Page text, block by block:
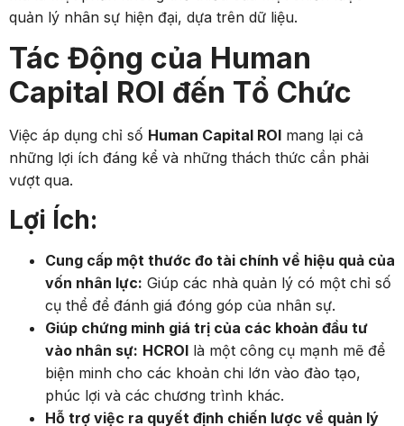
quản lý nhân sự hiện đại, dựa trên dữ liệu.
Tác Động của Human
Capital ROI đến Tổ Chức
Việc áp dụng chỉ số Human Capital ROI mang lại cả
những lợi ích đáng kể và những thách thức cần phải
vượt qua.
Lợi Ích:
Cung cấp một thước đo tài chính về hiệu quả của
vốn nhân lực: Giúp các nhà quản lý có một chỉ số
cụ thể để đánh giá đóng góp của nhân sự.
Giúp chứng minh giá trị của các khoản đầu tư
vào nhân sự: HCROI là một công cụ mạnh mẽ để
biện minh cho các khoản chi lớn vào đào tạo,
phúc lợi và các chương trình khác.
Hỗ trợ việc ra quyết định chiến lược về quản lý